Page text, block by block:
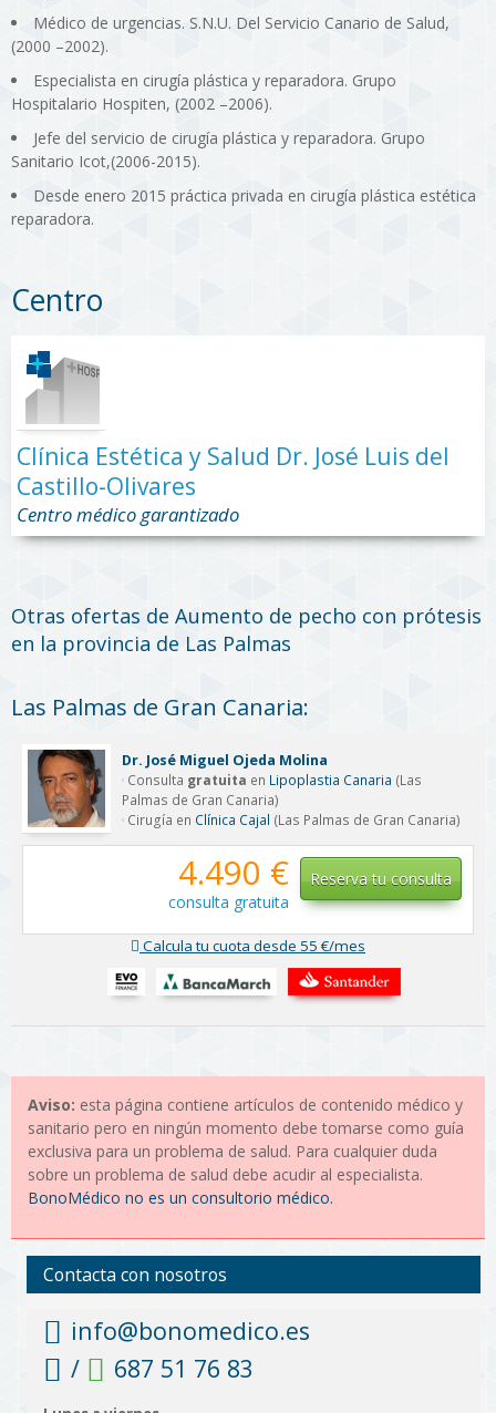
Médico de urgencias. S.N.U. Del Servicio Canario de Salud,
(2000 –2002).
Especialista en cirugía plástica y reparadora. Grupo
Hospitalario Hospiten, (2002 –2006).
Jefe del servicio de cirugía plástica y reparadora. Grupo
Sanitario Icot,(2006-2015).
Desde enero 2015 práctica privada en cirugía plástica estética
reparadora.
Centro
Clínica Estética y Salud Dr. José Luis del
Castillo-Olivares
Centro médico garantizado
Otras ofertas de Aumento de pecho con prótesis
en la provincia de Las Palmas
Las Palmas de Gran Canaria:
Dr. José Miguel Ojeda Molina
Consulta gratuita en Lipoplastia Canaria (Las
Palmas de Gran Canaria)
Cirugía en Clínica Cajal (Las Palmas de Gran Canaria)
4.490 €
consulta gratuita
Reserva tu consulta
Calcula tu cuota desde 55 €/mes
Aviso: esta página contiene artículos de contenido médico y
sanitario pero en ningún momento debe tomarse como guía
exclusiva para un problema de salud. Para cualquier duda
sobre un problema de salud debe acudir al especialista.
BonoMédico no es un consultorio médico.
Contacta con nosotros
info@bonomedico.es
/
687 51 76 83